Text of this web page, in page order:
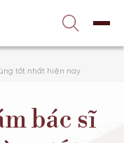
tốt nhất hiện nay
bác sĩ